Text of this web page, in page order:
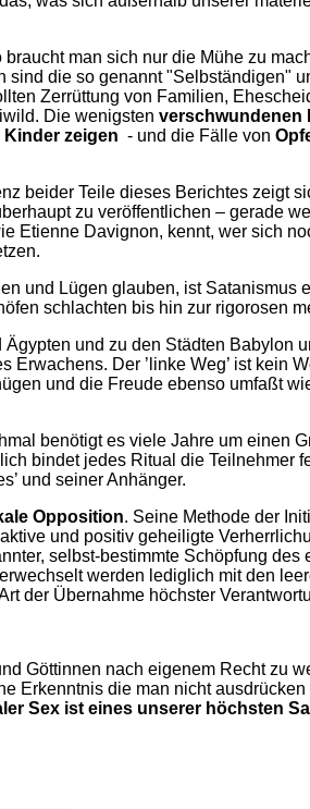
man sich nur die Mühe zu
die so genannt "Selbständigen"
Zerrüttung von Familien,
Die wenigsten verschwundenen
zeigen - und die Fälle von
beider Teile dieses Berichtes zeigt
zu veröffentlichen – gerade
Etienne Davignon, kennt, wer sich
und Lügen glauben, ist Satanismus
schlachten bis hin zur rigorosen
und zu den Städten Babylon
Der ’linke Weg’ ist kein
und die Freude ebenso umfaßt
benötigt es viele Jahre um einen
bindet jedes Ritual die Teilnehmer
und seiner Anhänger.
Opposition. Seine Methode der
und positiv geheiligte
selbst-bestimmte Schöpfung
werden lediglich mit den
der Übernahme höchster
Göttinnen nach eigenem Recht zu
Erkenntnis die man nicht
Sex ist eines unserer höchsten